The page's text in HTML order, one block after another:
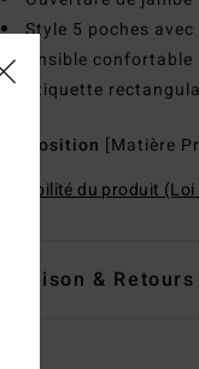
Style 5 poches
extensible confortable
Étiquette
Composition [Matière
Traçabilité du produit
Livraison & Retours